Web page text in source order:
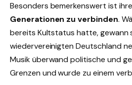
Besonders bemerkenswert ist
Generationen zu verbinden.
bereits Kultstatus hatte, gewann
wiedervereinigten Deutschland
Musik überwand politische und
Grenzen und wurde zu einem